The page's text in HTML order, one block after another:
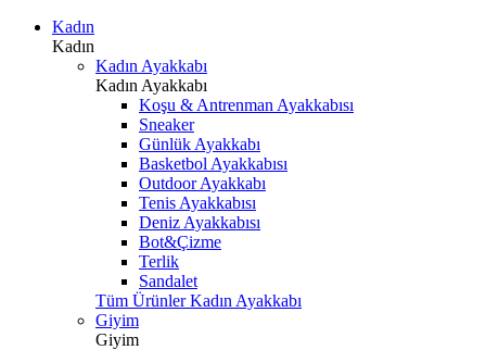
Kadın
Kadın
Kadın Ayakkabı
Kadın Ayakkabı
Koşu & Antrenman Ayakkabısı
Sneaker
Günlük Ayakkabı
Basketbol Ayakkabısı
Outdoor Ayakkabı
Tenis Ayakkabısı
Deniz Ayakkabısı
Bot&Çizme
Terlik
Sandalet
Tüm Ürünler Kadın Ayakkabı
Giyim
Giyim